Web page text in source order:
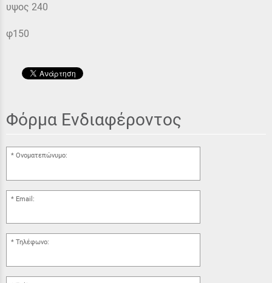
υψος 240
φ150
Φόρμα Ενδιαφέροντος
Ονοματεπώνυμο:
Email:
Τηλέφωνο: